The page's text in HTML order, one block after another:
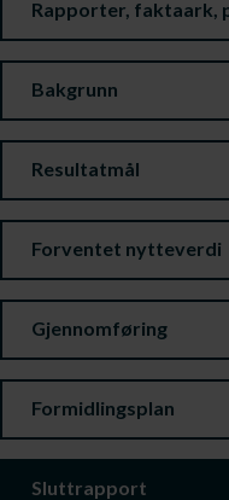
Rapporter, faktaark,
Bakgrunn
Resultatmål
Forventet nytteverdi
Gjennomføring
Formidlingsplan
Sluttrapport